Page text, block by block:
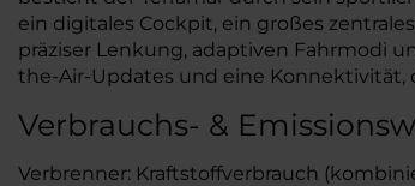
ein digitales Cockpit, ein großes
präziser Lenkung, adaptiven Fahrmodi
the-Air-Updates und eine Konnektivität,
Verbrauchs- &
Verbrenner: Kraftstoffverbrauch